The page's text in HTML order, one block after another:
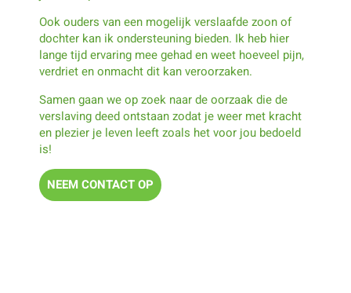
Ook ouders van een mogelijk verslaafde zoon of
dochter kan ik ondersteuning bieden. Ik heb hier
lange tijd ervaring mee gehad en weet hoeveel pijn,
verdriet en onmacht dit kan veroorzaken.
Samen gaan we op zoek naar de oorzaak die de
verslaving deed ontstaan zodat je weer met kracht
en plezier je leven leeft zoals het voor jou bedoeld
is!
NEEM CONTACT OP